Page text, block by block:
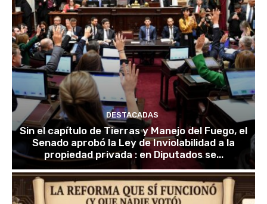
DESTACADAS
Sin el capítulo de Tierras y Manejo del Fuego, el
Senado aprobó la Ley de Inviolabilidad a la
propiedad privada : en Diputados se...